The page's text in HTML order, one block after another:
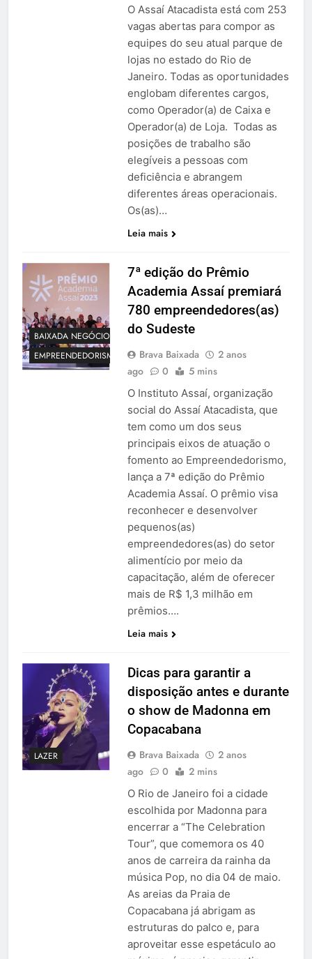
O Assaí Atacadista está com 253
vagas abertas para compor as
equipes do seu atual parque de
lojas no estado do Rio de
Janeiro. Todas as oportunidades
englobam diferentes cargos,
como Operador(a) de Caixa e
Operador(a) de Loja. Todas as
posições de trabalho são
elegíveis a pessoas com
deficiência e abrangem
diferentes áreas operacionais.
Os(as)…
Leia mais
BAIXADA NEGÓCIOS
EMPREENDEDORISMO
7ª edição do Prêmio
Academia Assaí premiará
780 empreendedores(as)
do Sudeste
Brava Baixada
2 anos
ago
0 5 mins
O Instituto Assaí, organização
social do Assaí Atacadista, que
tem como um dos seus
principais eixos de atuação o
fomento ao Empreendedorismo,
lança a 7ª edição do Prêmio
Academia Assaí. O prêmio visa
reconhecer e desenvolver
pequenos(as)
empreendedores(as) do setor
alimentício por meio da
capacitação, além de oferecer
mais de R$ 1,3 milhão em
prêmios….
Leia mais
LAZER
Dicas para garantir a
disposição antes e durante
o show de Madonna em
Copacabana
Brava Baixada
2 anos
ago
0 2 mins
O Rio de Janeiro foi a cidade
escolhida por Madonna para
encerrar a “The Celebration
Tour”, que comemora os 40
anos de carreira da rainha da
música Pop, no dia 04 de maio.
As areias da Praia de
Copacabana já abrigam as
estruturas do palco e, para
aproveitar esse espetáculo ao